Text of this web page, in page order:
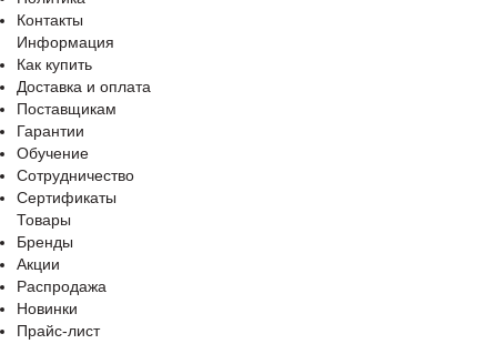
Контакты
Информация
Как купить
Доставка и оплата
Поставщикам
Гарантии
Обучение
Сотрудничество
Сертификаты
Товары
Бренды
Акции
Распродажа
Новинки
Прайс-лист